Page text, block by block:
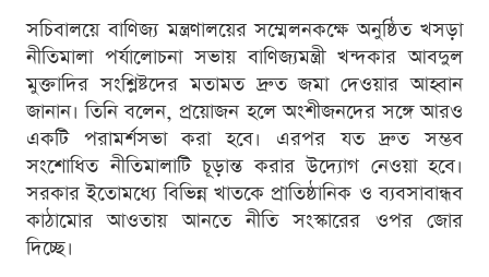
সচিবালয়ে বাণিজ্য মন্ত্রণালয়ের সম্মেলনকক্ষে অনুষ্ঠিত খসড়া
নীতিমালা পর্যালোচনা সভায় বাণিজ্যমন্ত্রী খন্দকার আবদুল
মুক্তাদির সংশ্লিষ্টদের মতামত দ্রুত জমা দেওয়ার আহ্বান
জানান। তিনি বলেন, প্রয়োজন হলে অংশীজনদের সঙ্গে আরও
একটি পরামর্শসভা করা হবে। এরপর যত দ্রুত সম্ভব
সংশোধিত নীতিমালাটি চূড়ান্ত করার উদ্যোগ নেওয়া হবে।
সরকার ইতোমধ্যে বিভিন্ন খাতকে প্রাতিষ্ঠানিক ও ব্যবসাবান্ধব
কাঠামোর আওতায় আনতে নীতি সংস্কারের ওপর জোর
দিচ্ছে।